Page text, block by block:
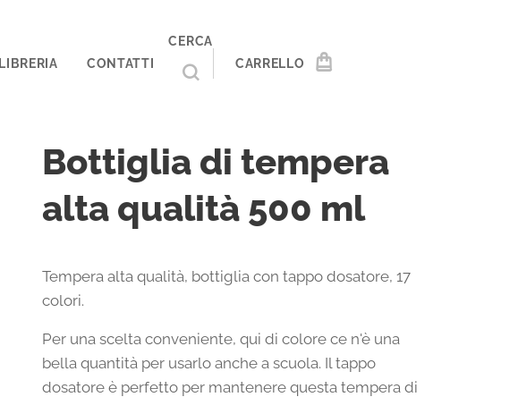
LIBRERIA CONTATTI
CERCA
CARRELLO
Bottiglia di tempera
alta qualità 500 ml
Tempera alta qualità, bottiglia con tappo dosatore, 17
colori.
Per una scelta conveniente, qui di colore ce n'è una
bella quantità per usarlo anche a scuola. Il tappo
dosatore è perfetto per mantenere questa tempera di